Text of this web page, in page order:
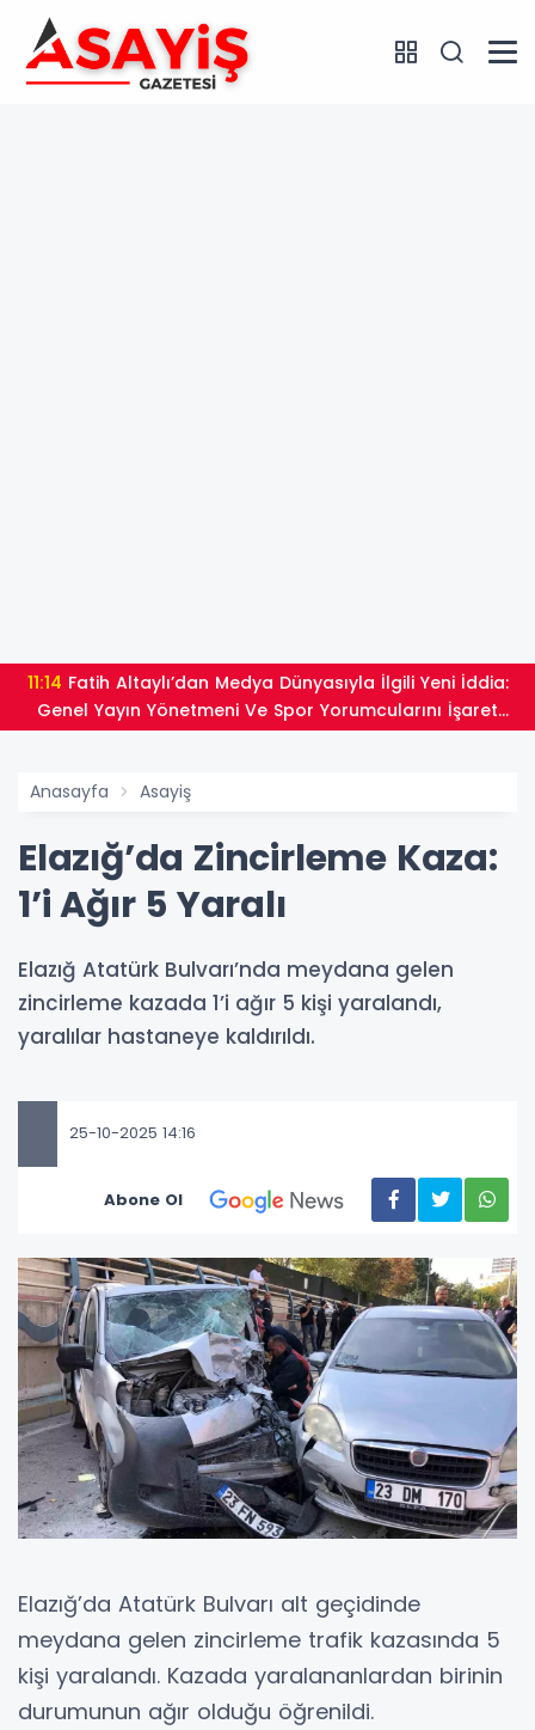
11:14
Genel Yayın Yönetmeni Ve Spor Yorumcularını İşaret
Etti
Anasayfa Asayiş
Elazığ’da Zincirleme Kaza:
1’i Ağır 5 Yaralı
Elazığ Atatürk Bulvarı’nda meydana gelen
zincirleme kazada 1’i ağır 5 kişi yaralandı,
yaralılar hastaneye kaldırıldı.
25-10-2025 14:16
Abone Ol
Elazığ’da Atatürk Bulvarı alt geçidinde
meydana gelen zincirleme trafik kazasında 5
kişi yaralandı. Kazada yaralananlardan birinin
durumunun ağır olduğu öğrenildi.